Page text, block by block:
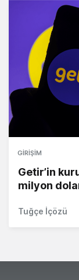
GIRIŞIM
Getir’in
milyon
Tuğçe İçözü